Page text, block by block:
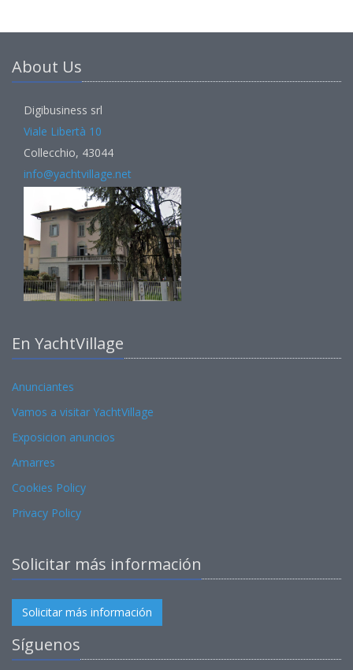
About Us
Digibusiness srl
Viale Libertà 10
Collecchio, 43044
info@yachtvillage.net
En YachtVillage
Anunciantes
Vamos a visitar YachtVillage
Exposicion anuncios
Amarres
Cookies Policy
Privacy Policy
Solicitar más información
Solicitar más información
Síguenos